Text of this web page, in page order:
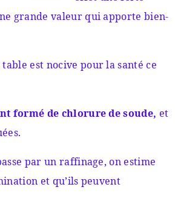
grande valeur qui apporte bien-
est nocive pour la santé ce
formé de chlorure de soude, et
par un raffinage, on estime
et qu’ils peuvent